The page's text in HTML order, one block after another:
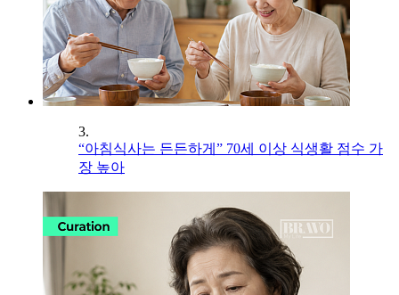
3.
“아침식사는 든든하게” 70세 이상 식생활 점수 가
장 높아